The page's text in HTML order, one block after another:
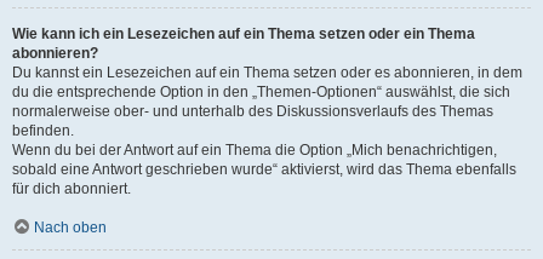
Wie kann ich ein Lesezeichen auf ein Thema setzen oder ein Thema
abonnieren?
Du kannst ein Lesezeichen auf ein Thema setzen oder es abonnieren, in dem
du die entsprechende Option in den „Themen-Optionen“ auswählst, die sich
normalerweise ober- und unterhalb des Diskussionsverlaufs des Themas
befinden.
Wenn du bei der Antwort auf ein Thema die Option „Mich benachrichtigen,
sobald eine Antwort geschrieben wurde“ aktivierst, wird das Thema ebenfalls
für dich abonniert.
Nach oben